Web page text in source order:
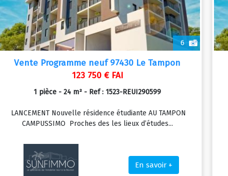
6
Vente Programme neuf 97430 Le Tampon
123 750 € FAI
1 pièce - 24 m² - Ref : 1523-REUI290599
LANCEMENT Nouvelle résidence étudiante AU TAMPON
CAMPUSSIMO Proches des les lieux d’études...
En savoir +